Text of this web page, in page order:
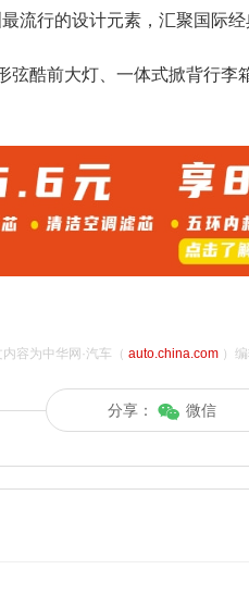
流行的设计元素，汇聚国际
弦酷前大灯、一体式掀背行
容为中华网·汽车（ auto.china.com）编
分享： 微信